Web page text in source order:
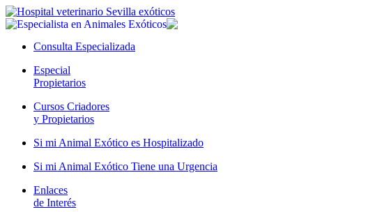
Consulta Especializada
Especial
Propietarios
Cursos Criadores
y Propietarios
Si mi Animal Exótico es Hospitalizado
Si mi Animal Exótico Tiene una Urgencia
Enlaces
de Interés